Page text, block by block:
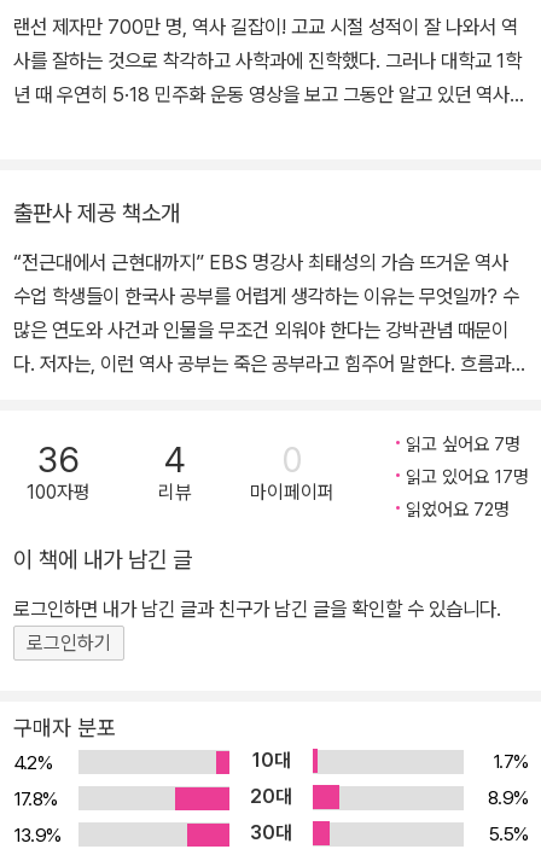
다. 강화도조약을 엄벙덤벙 체결한 결과가 어떤 것이었는지를 보았다
면, FTA도 그렇게 흐리멍덩하게 체결해서는 안 되겠다는 생각을 가
져야 합니다.
학생들은 자기가 독수리인지 잊어버렸습니다. 자기가 역사의 거인인
지 잊어버렸어요. 왜 그렇게 되었을까요? 닭장 속에 갇혀 있기 때문
입니다. 어른들이 점수라는 모이를 던져주면 그것을 콕콕 찍어먹어야
근현대사는 그래서 배우는 거예요. 여러분이 닭장 속의 닭이 아니라,
닭장을 박차고 올라가 하늘을 마음껏 비상할 수 있는 독수리라는 사
실을 알기 위해 배우는 겁니다. 여러분이 6?10만세운동과 광주학생
항일운동을 반드시 기억해야 하는 이유가 거기에 있어요.
_‘24 학생은 독수리여라’ 중에서(근현대편)
랜선 제자만 700만 명, 역사 길잡이! 고교 시절 성적이 잘 나와서 역
사를 잘하는 것으로 착각하고 사학과에 진학했다. 그러나 대학교 1학
년 때 우연히 5·18 민주화 운동 영상을 보고 그동안 알고 있던 역사적
가’라는 질문에 대한 답을 찾는 여정을 이어 왔다. 지금은 ‘역사란 사
람을 만나는 인문학’임을 믿으며 과거의 시간과 사람에 대한 애정을
가슴에 담고서 살아가고 있다. - 전 대광고등학교 교사 - 유튜브 채널
‘최태성 1TV’, ‘최태성 2TV’, '최태성 초등TV' 무료 강의 진행 ? - 사
랑의열매 고액 기부자 모임 ‘아너 소사이어티’ 회원 - 재외동포청 · 국
Y 〈벌거벗은 한국사〉, JTBC 〈역사 이야기꾼들〉 등 출연 - 2025 대
통령표창 수상
출판사 제공 책소개
“전근대에서 근현대까지” EBS 명강사 최태성의 가슴 뜨거운 역사
수업 학생들이 한국사 공부를 어렵게 생각하는 이유는 무엇일까? 수
많은 연도와 사건과 인물을 무조건 외워야 한다는 강박관념 때문이
다. 저자는, 이런 역사 공부는 죽은 공부라고 힘주어 말한다. 흐름과
힘대로 들면서 기억에도 남지 않는다. 이는 매우 비효율적이며 파편
화된 학습 방식이다. 그렇다면 한국사 공부를 재미있고 머리에 쏙쏙
들어오게 할 수 있는 방법은 없을까? 무엇보다도 ‘우격다짐식 외우
지 말라고 누누이 강조한다. 연도를 외워야만 풀 수 있는 문제는 단 하
나도 없다는 것이다. 한국사를 공부하는 가장 좋은 방법은 우리 안에
들어 있는 역사의 유전자를 끄집어내는 것이다. 나의 삶 속에서 역사
를 발견하는 것이야말로 최상의 역사 공부법이다. 어떤 사안을 두고
야 할 것 같은데, 왜 그때 그 사람들은 그렇게 했을까?” 이처럼 끊임
없이 ‘WHY’라는 질문을 던져보는 태도가 필요하다. ‘WHY’를 묻는
순간, 우리는 사실을 외우는 게 아니라 사람을 이해하게 된다. 그 순간
부터 역사는 박제화된 역사가 아니라 피가 돌고 체온이 있는 살아 있
36
100자평
4
리뷰
0
마이페이퍼
읽고 싶어요 7명
읽고 있어요 17명
읽었어요 72명
이 책에 내가 남긴 글
로그인하면 내가 남긴 글과 친구가 남긴 글을 확인할 수 있습니다.
로그인하기
구매자 분포
4.2% 10대
1.7%
17.8%
20대
8.9%
13.9%
30대
5.5%